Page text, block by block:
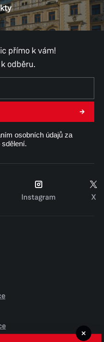
přímo k vám!
odběru.
osobních údajů za
Instagram X